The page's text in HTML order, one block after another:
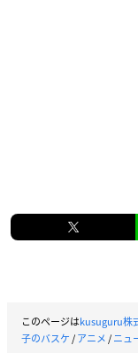
このページはkusuguru株
子のバスケ/アニメ/ニュ